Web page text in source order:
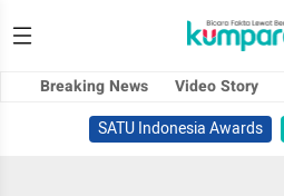
Breaking News Video Story
SATU Indonesia Awards